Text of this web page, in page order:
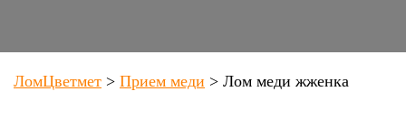
ЛомЦветмет > Прием меди > Лом меди жженка